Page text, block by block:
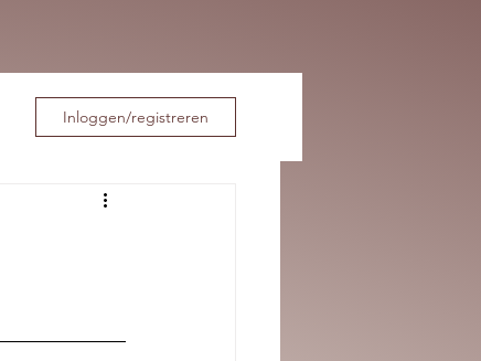
Inloggen/registreren